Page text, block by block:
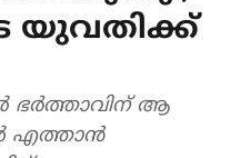
യുവതിക്ക്
ഭര്‍ത്താവിന് ആ
എത്താന്‍